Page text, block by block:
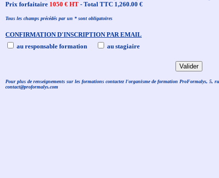
Prix forfaitaire 1050 € HT - Total TTC 1,260.00 €
Tous les champs précédés par un * sont obligatoires
CONFIRMATION D'INSCRIPTION PAR EMAIL
au responsable formation
au stagiaire
Pour plus de renseignements sur les formations contactez l'organisme de formation ProFormalys, 5,
contact@proformalys.com